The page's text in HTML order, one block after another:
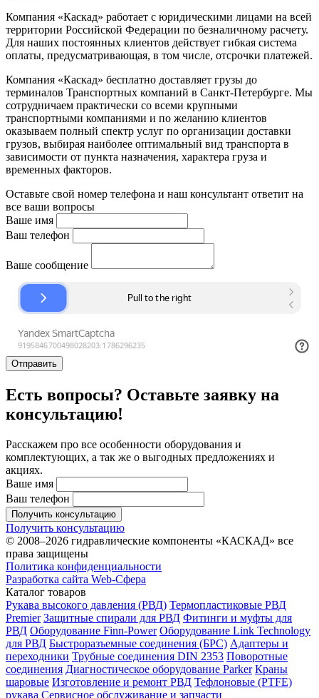
Компания «Каскад» работает с юридическими лицами на всей
территории Российской Федерации по безналичному расчету.
Для наших постоянных клиентов действует гибкая система
оплаты, предусматривающая, в том числе, отсрочки платежей.
Компания «Каскад» бесплатно доставляет грузы до
терминалов Транспортных компаний в Санкт-Петербурге. Мы
сотрудничаем практически со всеми крупными
транспортными компаниями и по желанию клиентов
оказываем полный спектр услуг по организации доставки
грузов, выбирая наиболее оптимальный вид транспорта в
зависимости от пункта назначения, характера груза и
временных факторов.
Оставьте свой номер телефона и наш консультант ответит на
все ваши вопросы
Ваше имя
Ваш телефон
Ваше сообщение
Отправить
Есть вопросы? Оставьте заявку на
консультацию!
Расскажем про все особенности оборудования и
комплектующих, а так же о выгодных предложениях и
акциях.
Ваше имя
Ваш телефон
Получить консультацию
Получить консультацию
© 2008–2026 гидравлические компоненты «КАСКАД» все
права защищены
Политика конфиденциальности
Разработка сайта Web-Сфера
Каталог товаров
Рукава высокого давления (РВД) Термопластиковые РВД
Premier Защитные спирали для РВД Фитинги и муфты для
РВД Оборудование Finn-Power Оборудование Link Technology
для РВД Быстроразъемные соединения (БРС) Адаптеры и
переходники Трубные соединения DIN 2353 Поворотные
соединения Диагностическое оборудование Parker Краны
шаровые Изготовление и ремонт РВД Тефлоновые (PTFE)
рукава Сервисное обслуживание и запчасти